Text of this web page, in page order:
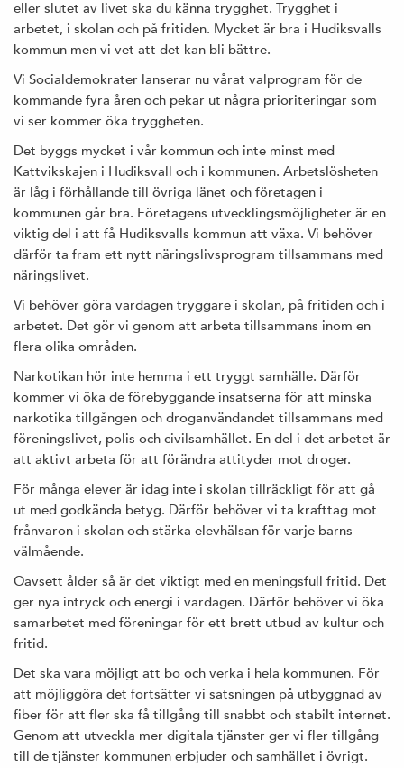
eller slutet av livet ska du känna trygghet. Trygghet i
arbetet, i skolan och på fritiden. Mycket är bra i Hudiksvalls
kommun men vi vet att det kan bli bättre.
Vi Socialdemokrater lanserar nu vårat valprogram för de
kommande fyra åren och pekar ut några prioriteringar som
vi ser kommer öka tryggheten.
Det byggs mycket i vår kommun och inte minst med
Kattvikskajen i Hudiksvall och i kommunen. Arbetslösheten
är låg i förhållande till övriga länet och företagen i
kommunen går bra. Företagens utvecklingsmöjligheter är en
viktig del i att få Hudiksvalls kommun att växa. Vi behöver
därför ta fram ett nytt näringslivsprogram tillsammans med
näringslivet.
Vi behöver göra vardagen tryggare i skolan, på fritiden och i
arbetet. Det gör vi genom att arbeta tillsammans inom en
flera olika områden.
Narkotikan hör inte hemma i ett tryggt samhälle. Därför
kommer vi öka de förebyggande insatserna för att minska
narkotika tillgången och droganvändandet tillsammans med
föreningslivet, polis och civilsamhället. En del i det arbetet är
att aktivt arbeta för att förändra attityder mot droger.
För många elever är idag inte i skolan tillräckligt för att gå
ut med godkända betyg. Därför behöver vi ta krafttag mot
frånvaron i skolan och stärka elevhälsan för varje barns
välmående.
Oavsett ålder så är det viktigt med en meningsfull fritid. Det
ger nya intryck och energi i vardagen. Därför behöver vi öka
samarbetet med föreningar för ett brett utbud av kultur och
fritid.
Det ska vara möjligt att bo och verka i hela kommunen. För
att möjliggöra det fortsätter vi satsningen på utbyggnad av
fiber för att fler ska få tillgång till snabbt och stabilt internet.
Genom att utveckla mer digitala tjänster ger vi fler tillgång
till de tjänster kommunen erbjuder och samhället i övrigt.